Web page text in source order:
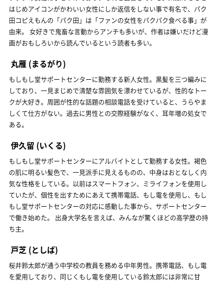
はじめアイコンがかわいい女性にしか返信をしない事で有名で、パク
田コピえもんの「パク田」は「ファンの女性をパクパク食べる事」が
由来。 女好きで鬼畜な言動からアンチも多いが、作者は嫌いだけど漫
画がおもしろいから読んでいるという読者も多い。
丸雁 (まるがり)
もしもし堂サポートセンターに勤務する新人女性。黒髪を三つ編みに
しており、一見まじめで清楚な雰囲気を漂わせているが、性的なトー
クが大好き。周囲が性的な話題の相談電話を受けていると、うらやま
しくて仕方がない。過去に男性との交際経験がなく、耳年増の処女で
ある。
伊久留 (いくる)
もしもし堂サポートセンターにアルバイトとして勤務する女性。褐色
の肌に明るい髪色で、一見派手に見えるものの、中身はおとなしく内
気な性格をしている。以前はスマートフォン、ミライフォンを使用し
ていたが、個性を出すためにあえて携帯電話、もし電を使用し、もし
もし堂サポートセンターの対応に感動した事から、サポートセンター
で働き始めた。 出身大学名を言えば、みんなが驚くほどの高学歴の持
ち主。
戸芝 (としば)
桜井鈴太郎が通う中学校の教員を務める中年男性。携帯電話、もし電
を愛用しており、同じくもし電を使用している鈴太郎には非常に甘